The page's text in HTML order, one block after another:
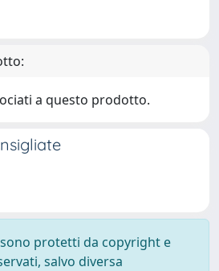
a questo prodotto.
protetti da copyright e
salvo diversa